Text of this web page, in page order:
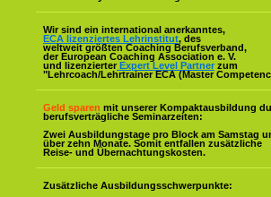
Wir sind ein international anerkanntes,
ECA lizenziertes Lehrinstitut, des
weltweit größten Coaching Berufsverband,
der European Coaching Association e. V.
und lizenzierter Expert Level Partner zum
"Lehrcoach/Lehrtrainer ECA (Master
Geld sparen mit unserer Kompaktausbildung
berufsverträgliche Seminarzeiten:
Zwei Ausbildungstage pro Block am Samstag
über zehn Monate. Somit entfallen zusätzliche
Reise- und Übernachtungskosten.
Zusätzliche Ausbildungsschwerpunkte: